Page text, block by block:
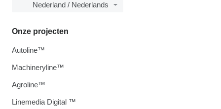
Nederland / Nederlands
Onze projecten
Autoline™
Machineryline™
Agroline™
Linemedia Digital ™